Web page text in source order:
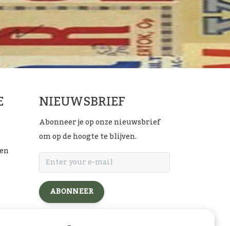
NIEUWSBRIEF
Abonneer je op onze nieuwsbrief
om op de hoogte te blijven.
ABONNEER